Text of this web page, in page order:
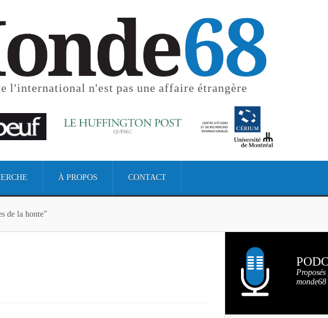
l'international n'est pas une affaire étrangère
À PROPOS CONTACT
de la honte”
de la honte”
monde68